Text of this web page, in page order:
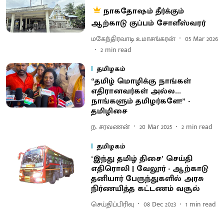
நாகதோஷம் தீர்க்கும்
ஆற்காடு குப்பம் சோளீஸ்வரர்
மகேந்திரவாடி உமாசங்கரன்
05 Mar 2026
2 min read
தமிழகம்
“தமிழ் மொழிக்கு நாங்கள்
எதிரானவர்கள் அல்ல...
நாங்களும் தமிழர்களே!” -
தமிழிசை
ந. சரவணன் 20 Mar 2025 2 min read
தமிழகம்
‘இந்து தமிழ் திசை’ செய்தி
எதிரொலி | வேலூர் - ஆற்காடு
தனியார் பேருந்துகளில் அரசு
நிர்ணயித்த கட்டணம் வசூல்
செய்திப்பிரிவு 08 Dec 2023 1 min read